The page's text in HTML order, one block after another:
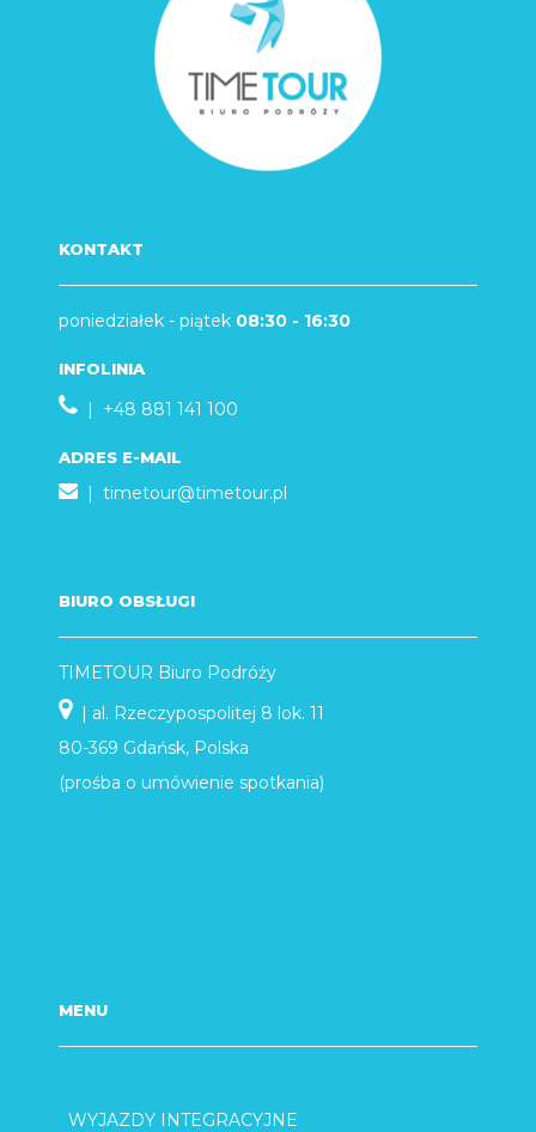
KONTAKT
poniedziałek - piątek 08:30 - 16:30
INFOLINIA
| +48 881 141 100
ADRES E-MAIL
| timetour@timetour.pl
BIURO OBSŁUGI
TIMETOUR Biuro Podróży
| al. Rzeczypospolitej 8 lok. 11
80-369 Gdańsk, Polska
(prośba o umówienie spotkania)
MENU
WYJAZDY INTEGRACYJNE